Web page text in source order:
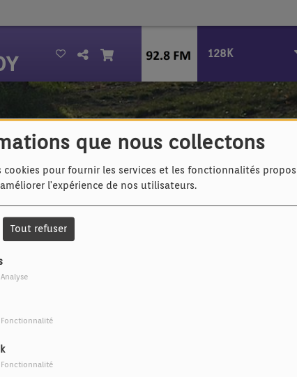
que nous collectons
cookies pour fournir les services et les fonctionnalités
l'expérience de nos utilisateurs.
Tout refuser
128K